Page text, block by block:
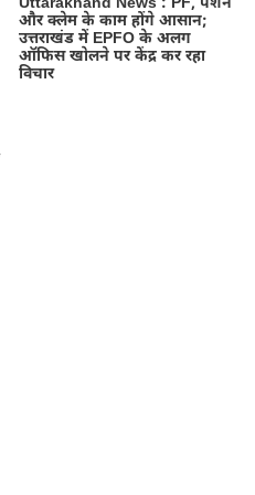
और क्लेम के काम होंगे आसान;
उत्तराखंड में EPFO के अलग
ऑफिस खोलने पर केंद्र कर रहा
विचार